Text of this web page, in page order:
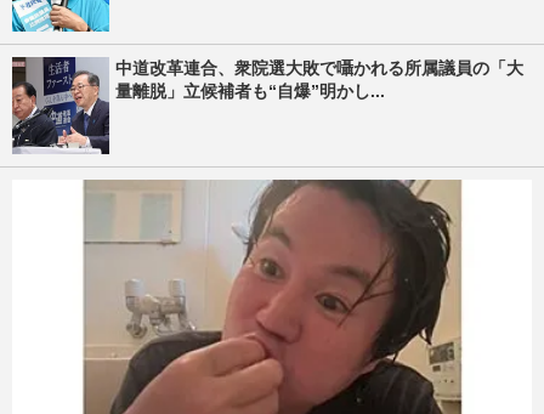
中道改革連合、衆院選大敗で囁かれる所属議員の「大
量離脱」立候補者も“自爆”明かし...